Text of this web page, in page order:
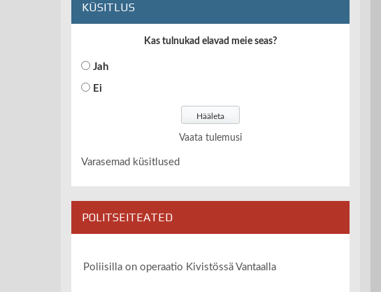
KÜSITLUS
Kas tulnukad elavad meie seas?
Jah
Ei
Vaata tulemusi
Varasemad küsitlused
POLITSEITEATED
Poliisilla on operaatio Kivistössä Vantaalla